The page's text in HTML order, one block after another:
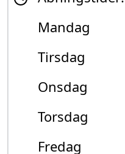
Mandag
Tirsdag
Onsdag
Torsdag
Fredag